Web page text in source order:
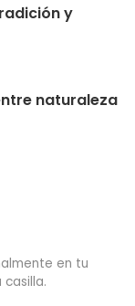
y
naturaleza
en tu